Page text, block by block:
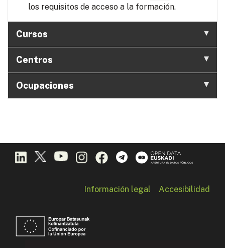
los requisitos de acceso a la formación.
Cursos
Centros
Ocupaciones
Información legal Accesibilidad